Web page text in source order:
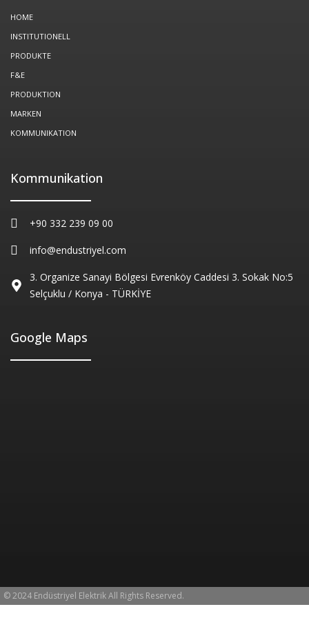
HOME
INSTITUTIONELL
PRODUKTE
F&E
PRODUKTION
MARKEN
KOMMUNIKATION
Kommunikation
+90 332 239 09 00
info@endustriyel.com
3. Organize Sanayi Bölgesi Evrenköy Caddesi 3. Sokak No:5
Selçuklu / Konya - TÜRKİYE
Google Maps
© 2024 Endüstriyel Elektrik All Rights Reserved.